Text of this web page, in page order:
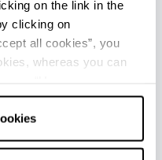
on the link in the
clicking on
all cookies”, you
whereas you can
cookies for the
will be used.
il brivido di restare
fra i pini, in totale